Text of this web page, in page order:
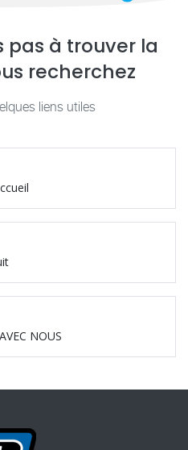
pas à trouver la
recherchez
liens utiles
NOUS